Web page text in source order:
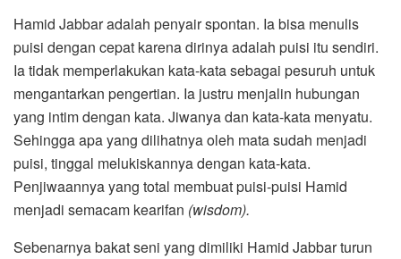
Hamid Jabbar adalah penyair spontan. Ia bisa menulis
puisi dengan cepat karena dirinya adalah puisi itu sendiri.
Ia tidak memperlakukan kata-kata sebagai pesuruh untuk
mengantarkan pengertian. Ia justru menjalin hubungan
yang intim dengan kata. Jiwanya dan kata-kata menyatu.
Sehingga apa yang dilihatnya oleh mata sudah menjadi
puisi, tinggal melukiskannya dengan kata-kata.
Penjiwaannya yang total membuat puisi-puisi Hamid
menjadi semacam kearifan (wisdom).
Sebenarnya bakat seni yang dimiliki Hamid Jabbar turun